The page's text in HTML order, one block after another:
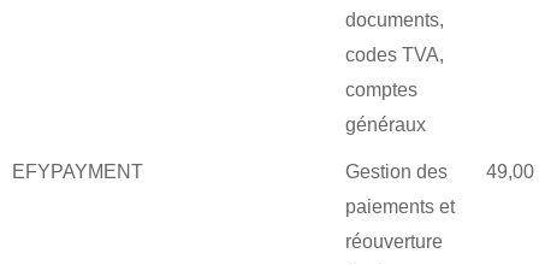
documents,
codes TVA,
comptes
généraux
EFYPAYMENT
Gestion des
paiements et
réouverture
49,00